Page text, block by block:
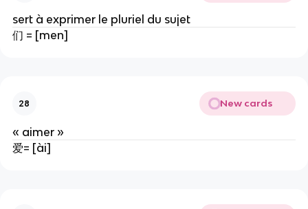
sert à exprimer le pluriel du sujet
们 = [men]
28 New cards
« aimer »
爱= [ài]